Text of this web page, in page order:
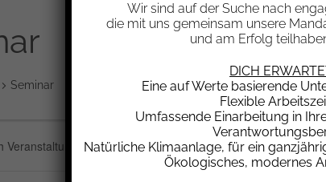
Seminar
Wir sind auf der Suche nach
die mit uns gemeinsam unsere
und am Erfolg
DICH
Eine auf Werte basierende
Flexible
Umfassende Einarbeitung in
Natürliche Klimaanlage, für ein
Ökologisches, modernes